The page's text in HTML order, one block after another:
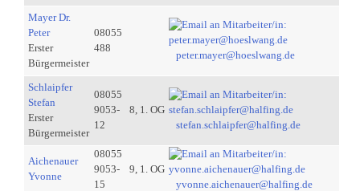
Mayer Dr.
Peter
Erster
Bürgermeister
08055
488
peter.mayer@hoeslwang.de
Schlaipfer
Stefan
Erster
Bürgermeister
08055
9053-
12
8, 1. OG
stefan.schlaipfer@halfing.de
Aichenauer
Yvonne
08055
9053-
15
9, 1. OG
yvonne.aichenauer@halfing.de